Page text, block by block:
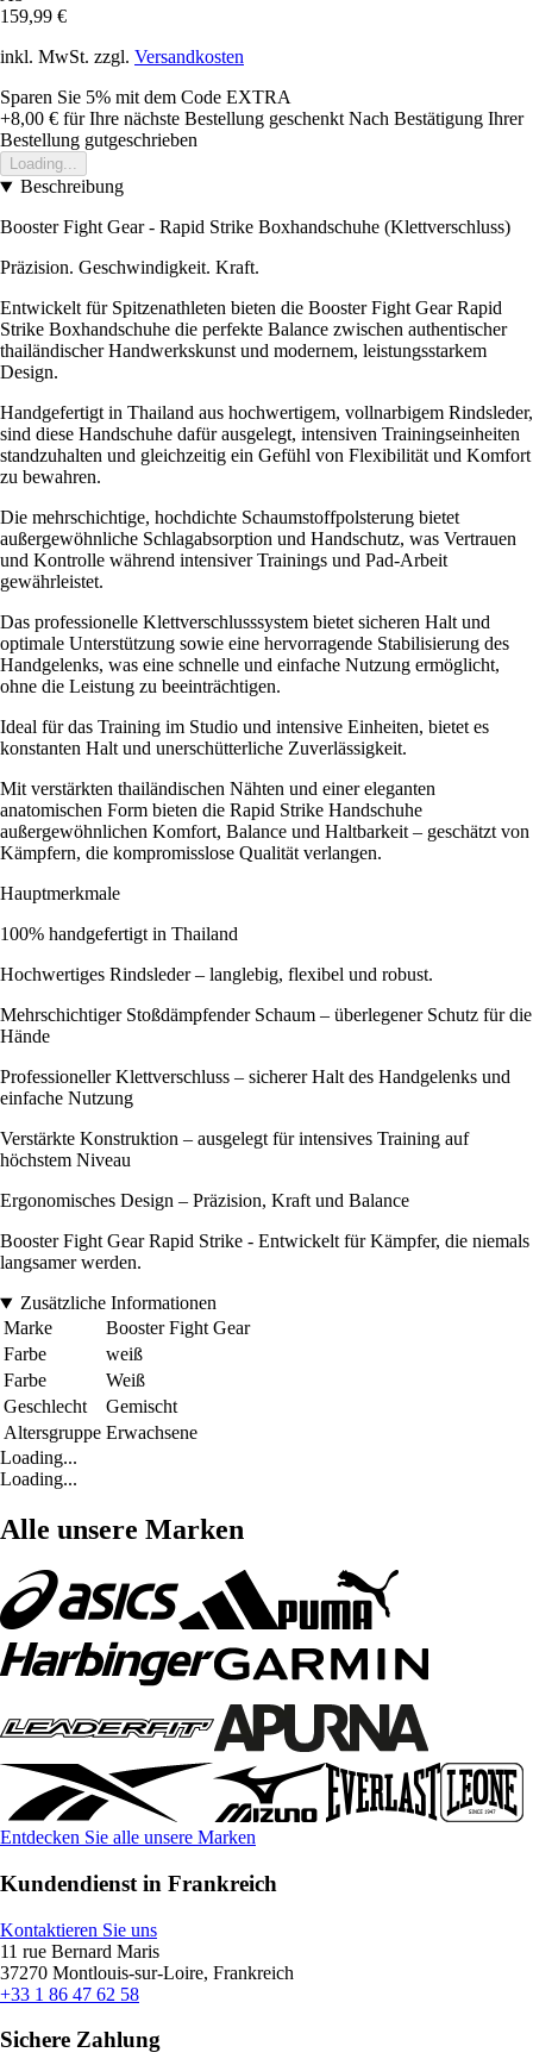
159,99 €
inkl. MwSt. zzgl. Versandkosten
Sparen Sie 5% mit dem Code EXTRA
+8,00 € für Ihre nächste Bestellung geschenkt Nach Bestätigung Ihrer
Bestellung gutgeschrieben
Loading...
Beschreibung
Booster Fight Gear - Rapid Strike Boxhandschuhe (Klettverschluss)
Präzision. Geschwindigkeit. Kraft.
Entwickelt für Spitzenathleten bieten die Booster Fight Gear Rapid
Strike Boxhandschuhe die perfekte Balance zwischen authentischer
thailändischer Handwerkskunst und modernem, leistungsstarkem
Design.
Handgefertigt in Thailand aus hochwertigem, vollnarbigem Rindsleder,
sind diese Handschuhe dafür ausgelegt, intensiven Trainingseinheiten
standzuhalten und gleichzeitig ein Gefühl von Flexibilität und Komfort
zu bewahren.
Die mehrschichtige, hochdichte Schaumstoffpolsterung bietet
außergewöhnliche Schlagabsorption und Handschutz, was Vertrauen
und Kontrolle während intensiver Trainings und Pad-Arbeit
gewährleistet.
Das professionelle Klettverschlusssystem bietet sicheren Halt und
optimale Unterstützung sowie eine hervorragende Stabilisierung des
Handgelenks, was eine schnelle und einfache Nutzung ermöglicht,
ohne die Leistung zu beeinträchtigen.
Ideal für das Training im Studio und intensive Einheiten, bietet es
konstanten Halt und unerschütterliche Zuverlässigkeit.
Mit verstärkten thailändischen Nähten und einer eleganten
anatomischen Form bieten die Rapid Strike Handschuhe
außergewöhnlichen Komfort, Balance und Haltbarkeit – geschätzt von
Kämpfern, die kompromisslose Qualität verlangen.
Hauptmerkmale
100% handgefertigt in Thailand
Hochwertiges Rindsleder – langlebig, flexibel und robust.
Mehrschichtiger Stoßdämpfender Schaum – überlegener Schutz für die
Hände
Professioneller Klettverschluss – sicherer Halt des Handgelenks und
einfache Nutzung
Verstärkte Konstruktion – ausgelegt für intensives Training auf
höchstem Niveau
Ergonomisches Design – Präzision, Kraft und Balance
Booster Fight Gear Rapid Strike - Entwickelt für Kämpfer, die niemals
langsamer werden.
Zusätzliche Informationen
Marke
Booster Fight Gear
Farbe
weiß
Farbe
Weiß
Geschlecht
Gemischt
Altersgruppe Erwachsene
Loading...
Loading...
Alle unsere Marken
Entdecken Sie alle unsere Marken
Kundendienst in Frankreich
Kontaktieren Sie uns
11 rue Bernard Maris
37270 Montlouis-sur-Loire, Frankreich
+33 1 86 47 62 58
Sichere Zahlung